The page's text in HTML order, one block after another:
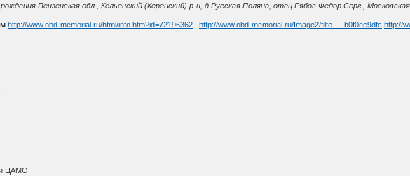
Пензенская обл., Кельенский (Керенский) р-н, д.Русская Поляна, отец Рябов Федор Серг.,
http://www.obd-memorial.ru/html/info.htm?id=72196362 ,http://www.obd-memorial.ru/Image2/filte … b0f0ee9dfc http://
ЦАМО